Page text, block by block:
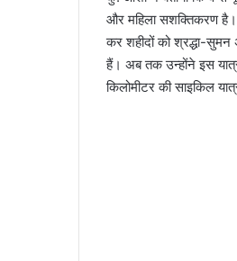
और महिला सशक्तिकरण है।
कर शहीदों को श्रद्धा-
हैं। अब तक उन्होंने इस
किलोमीटर की साइकिल